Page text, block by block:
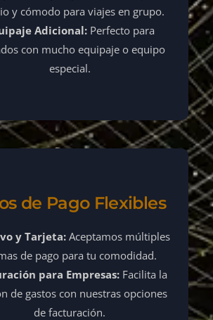
y cómodo para viajes en grupo.
Adicional:Perfecto para
con mucho equipaje o equipo
especial.
de Pago Flexibles
y Tarjeta:Aceptamos múltiples
de pago para tu comodidad.
para Empresas:Facilita la
de gastos con nuestras opciones
de facturación.